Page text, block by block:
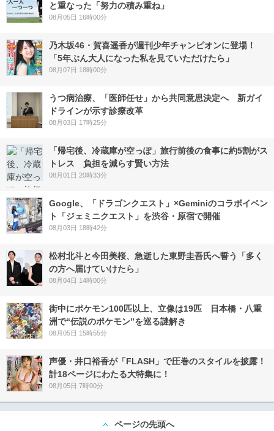
と重なった「努力の積み重ね」
08月05日 16時00分
乃木坂46・賀喜遥香が週刊少年チャンピオンに登場！
「5年ぶん大人になった私を見ていただけたら」
08月07日 18時00分
うつ病治療、「医師任せ」から共同意思決定へ 新ガイ
ドラインが示す診療改革
08月03日 17時25分
「帰宅後、冷蔵庫が空っぽ」旅行前後の食事に約5割がス
トレス 負担を減らす賢い方法
08月01日 20時33分
Google、「ドラゴンクエスト」×Geminiのコラボイベン
ト「ジェミニクエスト」を渋谷・原宿で開催
08月03日 18時42分
松村北斗と今田美桜、急逝した東野圭吾氏へ誓う「多く
の方へ届けていけたら」
08月04日 14時00分
街中にポケモン100匹以上、立像は19匹 日本橋・八重
洲で“伝説のポケモン”を巡る謎解き
08月05日 15時55分
声優・井口裕香が「FLASH」で圧巻のスタイルを披露！
計18ページにわたる大特集に！
08月05日 7時00分
ページの先頭へ